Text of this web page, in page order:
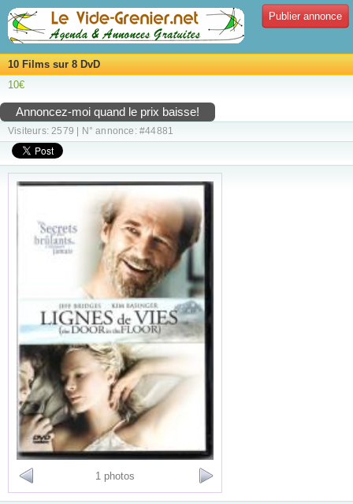
Publier annonce
10 Films sur 8 DvD
10€
Annoncez-moi quand le prix baisse!
Visiteurs: 2579 | N° annonce: #44881
1 photos